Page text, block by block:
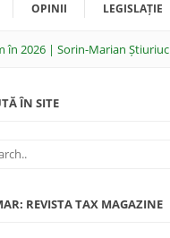
OPINII LEGISLAȚIE
în 2026 | Sorin-Marian Știuriuc
ÎN SITE
REVISTA TAX MAGAZINE